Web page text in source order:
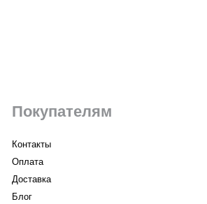
Покупателям
Контакты
Оплата
Доставка
Блог